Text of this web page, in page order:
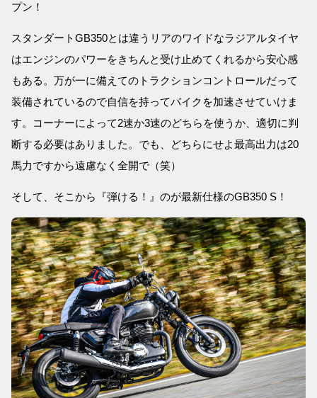
プン！
スタンダートGB350とは違うリアのワイドなラジアルタイヤ
はエンジンのパワーをきちんと受け止めてくれるから安心感
もある。万が一に備えてのトラクションコントロールだって
装備されているので自信を持ってバイクを加速させていけま
す。コーナーによって2速か3速のどちらを使うか、適切に判
断する必要はありました。でも、どちらにせよ最高出力は20
馬力ですから遠慮なく全開で（笑）
そして、そこから『弾ける！』のが最新仕様のGB350 S！